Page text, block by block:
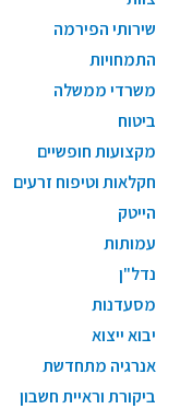
שירותי הפירמה
התמחויות
משרדי ממשלה
ביטוח
מקצועות חופשיים
חקלאות וטיפוח זרעים
הייטק
עמותות
נדל"ן
מסעדנות
יבוא ייצוא
אנרגיה מתחדשת
ביקורת וראיית חשבון